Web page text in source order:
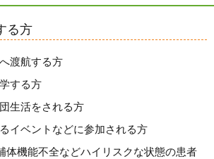
る方
渡航する方
する方
生活をされる方
イベントなどに参加される方
体機能不全などハイリスクな状態の患者